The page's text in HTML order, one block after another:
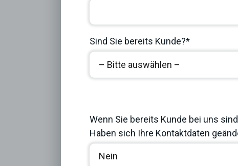
Sind Sie bereits Kunde?*
Wenn Sie bereits Kunde bei uns
Haben sich Ihre Kontaktdaten